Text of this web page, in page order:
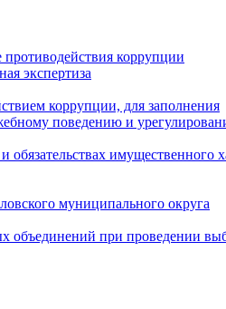
коррупции
экспертиза
коррупции, для заполнения
поведению и
имущественного
муниципального округа
объединений при проведении